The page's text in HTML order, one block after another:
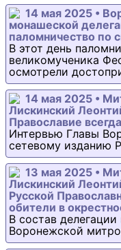
14 мая 2025 •
монашеской
паломничество по
В этот день
великомученика
осмотрели
14 мая 2025 •
Лискинский
Православие
Интервью Главы
сетевому изданию
13 мая 2025 •
Лискинский
Русской
обители в
В состав
Воронежской